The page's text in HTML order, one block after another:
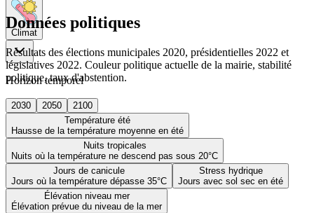
Climat
Horizon temporel
2030 2050
2100
Température été
Hausse de la température moyenne en été
Nuits tropicales
Nuits où la température ne descend pas sous 20°C
Jours de canicule
Jours où la température dépasse 35°C
Stress hydrique
Jours avec sol sec en été
Élévation niveau mer
Élévation prévue du niveau de la mer
Données politiques
Résultats des élections municipales 2020, présidentielles 2022 et
législatives 2022. Couleur politique actuelle de la mairie, stabilité
politique, taux d'abstention.